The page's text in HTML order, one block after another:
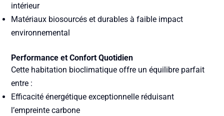
intérieur
Matériaux biosourcés et durables à faible impact
environnemental
Performance et Confort Quotidien
Cette habitation bioclimatique offre un équilibre parfait
entre :
Efficacité énergétique exceptionnelle réduisant
l’empreinte carbone